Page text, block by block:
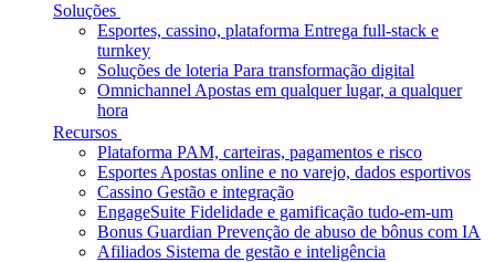
Soluções
Esportes, cassino, plataforma Entrega full-stack e
turnkey
Soluções de loteria Para transformação digital
Omnichannel Apostas em qualquer lugar, a qualquer
hora
Recursos
Plataforma PAM, carteiras, pagamentos e risco
Esportes Apostas online e no varejo, dados esportivos
Cassino Gestão e integração
EngageSuite Fidelidade e gamificação tudo-em-um
Bonus Guardian Prevenção de abuso de bônus com IA
Afiliados Sistema de gestão e inteligência